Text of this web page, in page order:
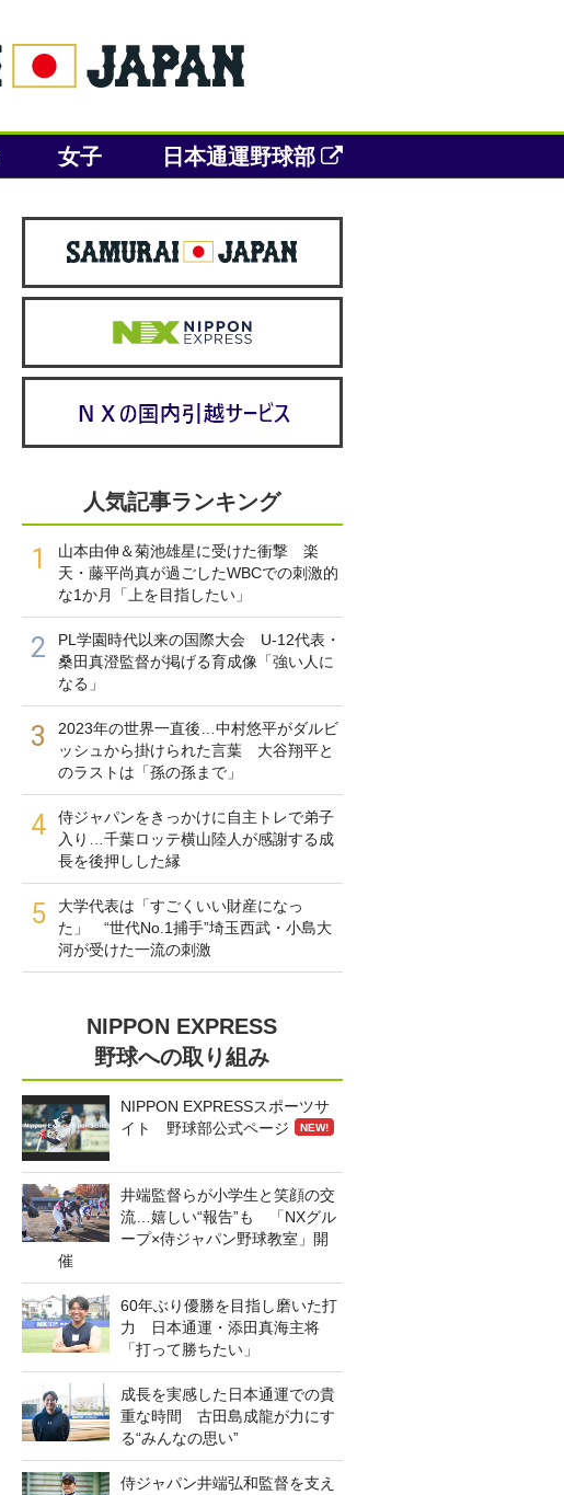
女子 日本通運野球部
人気記事ランキング
1
山本由伸＆菊池雄星に受けた衝撃 楽
天・藤平尚真が過ごしたWBCでの刺激的
な1か月「上を目指したい」
2
PL学園時代以来の国際大会 U-12代表・
桑田真澄監督が掲げる育成像「強い人に
なる」
3
2023年の世界一直後…中村悠平がダルビ
ッシュから掛けられた言葉 大谷翔平と
のラストは「孫の孫まで」
4
侍ジャパンをきっかけに自主トレで弟子
入り…千葉ロッテ横山陸人が感謝する成
長を後押しした縁
5
大学代表は「すごくいい財産になっ
た」 “世代No.1捕手”埼玉西武・小島大
河が受けた一流の刺激
NIPPON EXPRESS
野球への取り組み
NIPPON EXPRESSスポーツサ
イト 野球部公式ページ
NEW!
井端監督らが小学生と笑顔の交
流…嬉しい“報告”も 「NXグル
ープ×侍ジャパン野球教室」開
催
60年ぶり優勝を目指し磨いた打
力 日本通運・添田真海主将
「打って勝ちたい」
成長を実感した日本通運での貴
重な時間 古田島成龍が力にす
る“みんなの思い”
侍ジャパン井端弘和監督を支え